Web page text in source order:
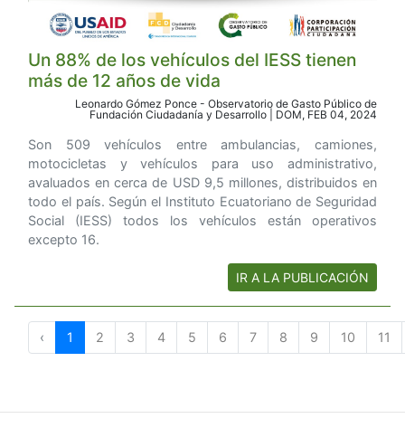
Un 88% de los vehículos del IESS tienen
más de 12 años de vida
Leonardo Gómez Ponce - Observatorio de Gasto Público de
Fundación Ciudadanía y Desarrollo | DOM, FEB 04, 2024
Son 509 vehículos entre ambulancias, camiones,
motocicletas y vehículos para uso administrativo,
avaluados en cerca de USD 9,5 millones, distribuidos en
todo el país. Según el Instituto Ecuatoriano de Seguridad
Social (IESS) todos los vehículos están operativos
excepto 16.
IR A LA PUBLICACIÓN
‹ 1 2 3 4 5 6 7 8 9 10 11